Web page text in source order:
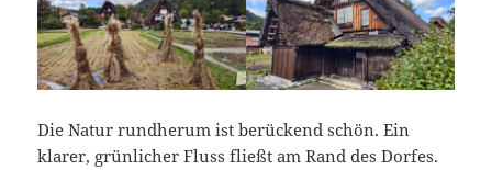
Die Natur rundherum ist berückend schön. Ein
klarer, grünlicher Fluss fließt am Rand des Dorfes.